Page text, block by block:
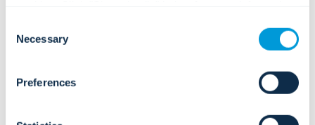
Selection
Necessary
Preferences
tăng, xâm nhập trái phép và các sự